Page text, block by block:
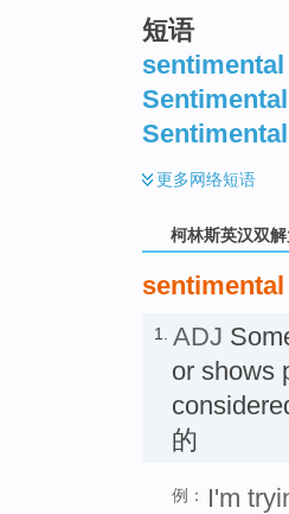
短语
更多网络短语
柯林斯英汉双
sentimental
1. ADJ
or shows
的
例：
I'm